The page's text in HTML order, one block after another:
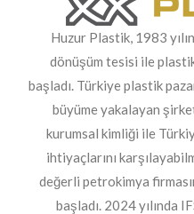
Huzur Plastik, 1983
dönüşüm tesisi ile
başladı. Türkiye plastik
büyüme yakalayan
kurumsal kimliği ile
ihtiyaçlarını
değerli petrokimya
başladı. 2024 yılında